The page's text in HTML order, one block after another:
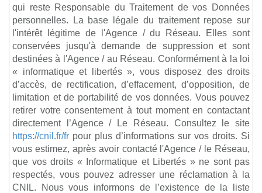
qui reste Responsable du Traitement de vos Données
personnelles. La base légale du traitement repose sur
l'intérêt légitime de l'Agence / du Réseau. Elles sont
conservées jusqu'à demande de suppression et sont
destinées à l'Agence / au Réseau. Conformément à la loi
« informatique et libertés », vous disposez des droits
d’accès, de rectification, d’effacement, d’opposition, de
limitation et de portabilité de vos données. Vous pouvez
retirer votre consentement à tout moment en contactant
directement l’Agence / Le Réseau. Consultez le site
https://cnil.fr/fr pour plus d’informations sur vos droits. Si
vous estimez, après avoir contacté l'Agence / le Réseau,
que vos droits « Informatique et Libertés » ne sont pas
respectés, vous pouvez adresser une réclamation à la
CNIL. Nous vous informons de l’existence de la liste